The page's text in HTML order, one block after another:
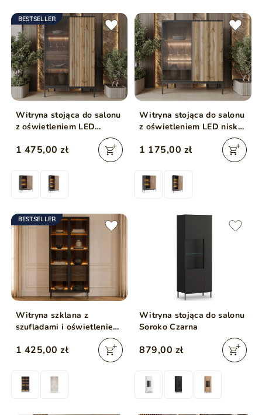
BESTSELLER
Witryna stojąca do salonu
z oświetleniem LED
wysoka Deo Dąb Wotan
1 475,00 zł
Witryna stojąca do salonu
z oświetleniem LED niska
1 175,00 zł
BESTSELLER
Witryna szklana z
szufladami i oświetleniem
LED Lumina Dąb Dunin
1 425,00 zł
Witryna stojąca do salonu
Soroko Czarna
879,00 zł